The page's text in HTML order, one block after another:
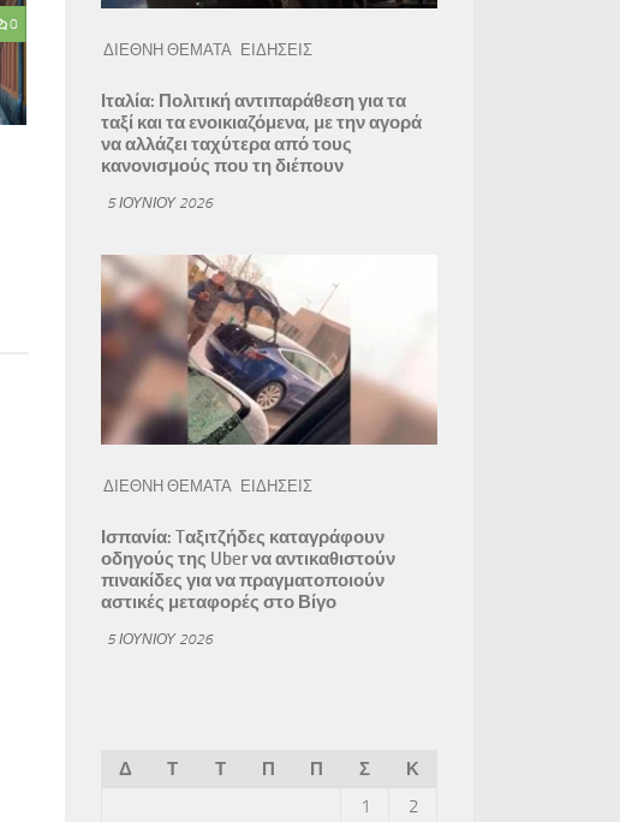
0
ΔΙΕΘΝΗ ΘΕΜΑΤΑ ΕΙΔΗΣΕΙΣ
Ιταλία: Πολιτική αντιπαράθεση για τα
ταξί και τα ενοικιαζόμενα, με την αγορά
να αλλάζει ταχύτερα από τους
κανονισμούς που τη διέπουν
5 ΙΟΥΝΊΟΥ 2026
ΔΙΕΘΝΗ ΘΕΜΑΤΑ ΕΙΔΗΣΕΙΣ
Ισπανία: Tαξιτζήδες καταγράφουν
οδηγούς της Uber να αντικαθιστούν
πινακίδες για να πραγματοποιούν
αστικές μεταφορές στο Βίγο
5 ΙΟΥΝΊΟΥ 2026
Δ Τ Τ Π Π Σ
Κ
1
2